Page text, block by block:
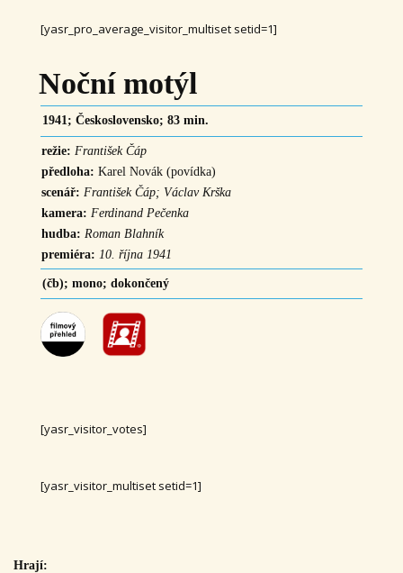
[yasr_pro_average_visitor_multiset setid=1]
Noční motýl
1941; Československo; 83 min.
režie: František Čáp
předloha:Karel Novák (povídka)
scenář: František Čáp; Václav Krška
kamera: Ferdinand Pečenka
hudba: Roman Blahník
premiéra: 10. října 1941
(čb); mono; dokončený
[yasr_visitor_votes]
[yasr_visitor_multiset setid=1]
Hrají: